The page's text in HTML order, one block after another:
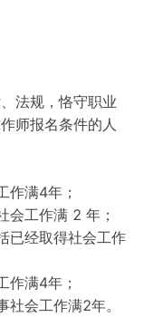
法规，恪守职业
师报名条件的人
作满4年；
会工作满 2 年；
已经取得社会工作
作满4年；
会工作满2年。